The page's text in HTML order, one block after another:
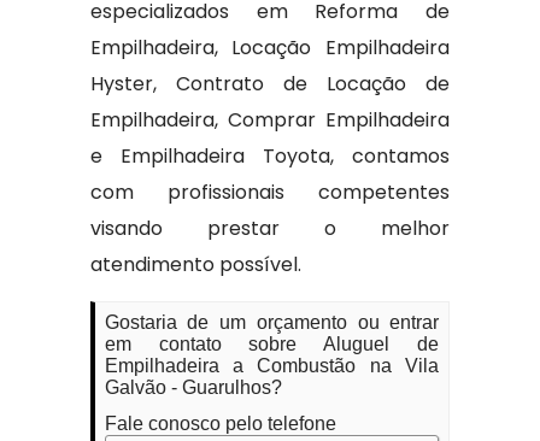
especializados em Reforma de
Empilhadeira, Locação Empilhadeira
Hyster, Contrato de Locação de
Empilhadeira, Comprar Empilhadeira
e Empilhadeira Toyota, contamos
com profissionais competentes
visando prestar o melhor
atendimento possível.
Gostaria de um orçamento ou entrar
em contato sobre Aluguel de
Empilhadeira a Combustão na Vila
Galvão - Guarulhos?
Fale conosco pelo telefone